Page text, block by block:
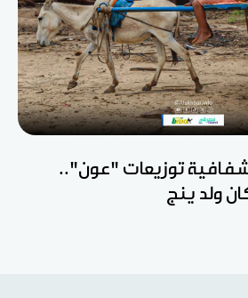
توزيعات "عون"..
ولد ينج